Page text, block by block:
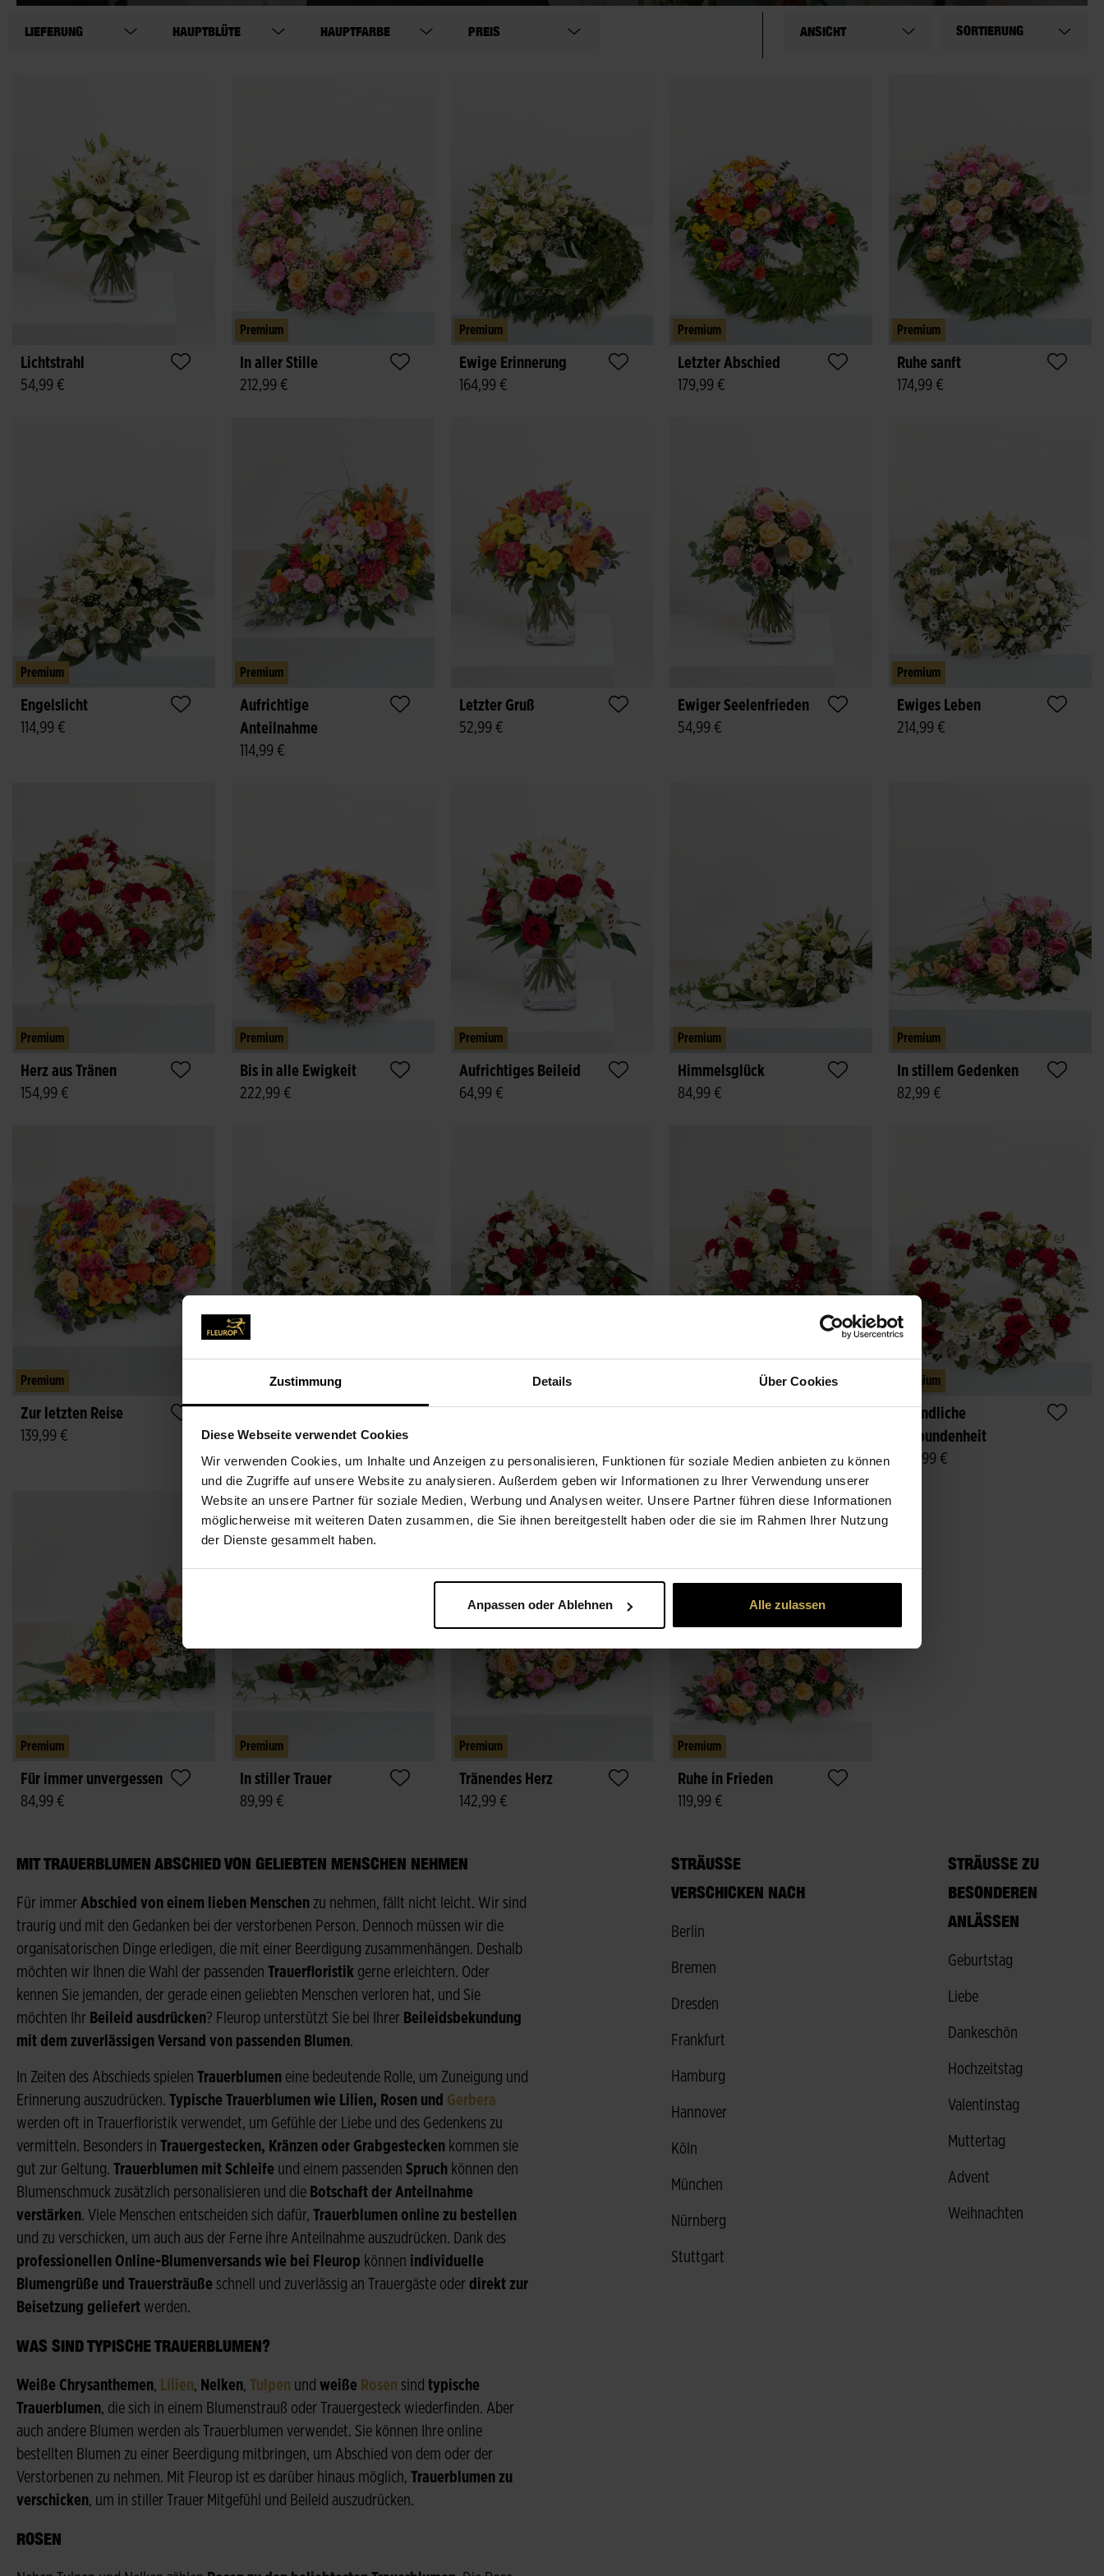
Zustimmung Details Über Cookies
Diese Webseite verwendet Cookies
Wir verwenden Cookies, um Inhalte und Anzeigen zu personalisieren, Funktionen für soziale Medien anbieten zu können
und die Zugriffe auf unsere Website zu analysieren. Außerdem geben wir Informationen zu Ihrer Verwendung unserer
Website an unsere Partner für soziale Medien, Werbung und Analysen weiter. Unsere Partner führen diese Informationen
möglicherweise mit weiteren Daten zusammen, die Sie ihnen bereitgestellt haben oder die sie im Rahmen Ihrer Nutzung
der Dienste gesammelt haben.
Anpassen oder Ablehnen Alle zulassen
ANSICHT
LIEFERUNG HAUPTBLÜTE HAUPTFARBE PREIS SORTIERUNG
Lichtstrahl
54,99 €
Premium
In aller Stille
212,99 €
Premium
Ewige Erinnerung
164,99 €
Premium
Letzter Abschied
179,99 €
Premium
Ruhe sanft
174,99 €
Premium
Engelslicht
114,99 €
Premium
Aufrichtige
Anteilnahme
114,99 €
Letzter Gruß
52,99 €
Ewiger Seelenfrieden
54,99 €
Premium
Ewiges Leben
214,99 €
Premium
Herz aus Tränen
154,99 €
Premium
Bis in alle Ewigkeit
222,99 €
Premium
Aufrichtiges Beileid
64,99 €
Premium
Himmelsglück
84,99 €
Premium
In stillem Gedenken
82,99 €
Premium
Zur letzten Reise
139,99 €
Premium
142,99 €
Premium
Unendliche
Verbundenheit
239,99 €
Premium
Für immer unvergessen
84,99 €
Premium
In stiller Trauer
89,99 €
Premium
Tränendes Herz
142,99 €
Premium
Ruhe in Frieden
119,99 €
MIT TRAUERBLUMEN ABSCHIED VON GELIEBTEN MENSCHEN NEHMEN
Für immer Abschied von einem lieben Menschen zu nehmen, fällt nicht leicht. Wir sind
traurig und mit den Gedanken bei der verstorbenen Person. Dennoch müssen wir die
organisatorischen Dinge erledigen, die mit einer Beerdigung zusammenhängen. Deshalb
möchten wir Ihnen die Wahl der passenden Trauerfloristik gerne erleichtern. Oder
kennen Sie jemanden, der gerade einen geliebten Menschen verloren hat, und Sie
möchten Ihr Beileid ausdrücken? Fleurop unterstützt Sie bei Ihrer Beileidsbekundung
mit dem zuverlässigen Versand von passenden Blumen.
In Zeiten des Abschieds spielen Trauerblumen eine bedeutende Rolle, um Zuneigung und
Erinnerung auszudrücken. Typische Trauerblumen wie Lilien, Rosen und Gerbera
werden oft in Trauerfloristik verwendet, um Gefühle der Liebe und des Gedenkens zu
vermitteln. Besonders in Trauergestecken, Kränzen oder Grabgestecken kommen sie
gut zur Geltung. Trauerblumen mit Schleife und einem passenden Spruch können den
Blumenschmuck zusätzlich personalisieren und die Botschaft der Anteilnahme
verstärken. Viele Menschen entscheiden sich dafür, Trauerblumen online zu bestellen
und zu verschicken, um auch aus der Ferne ihre Anteilnahme auszudrücken. Dank des
professionellen Online-Blumenversands wie bei Fleurop können individuelle
Blumengrüße und Trauersträuße schnell und zuverlässig an Trauergäste oder direkt zur
Beisetzung geliefert werden.
WAS SIND TYPISCHE TRAUERBLUMEN?
Weiße Chrysanthemen, Lilien, Nelken, Tulpen und weiße Rosen sind typische
Trauerblumen, die sich in einem Blumenstrauß oder Trauergesteck wiederfinden. Aber
auch andere Blumen werden als Trauerblumen verwendet. Sie können Ihre online
bestellten Blumen zu einer Beerdigung mitbringen, um Abschied von dem oder der
Verstorbenen zu nehmen. Mit Fleurop ist es darüber hinaus möglich, Trauerblumen zu
verschicken, um in stiller Trauer Mitgefühl und Beileid auszudrücken.
ROSEN
STRÄUSSE V
ERSCHICKEN NACH
Berlin
Bremen
Dresden
Frankfurt
Hamburg
Hannover
Köln
München
Nürnberg
Stuttgart
STRÄUSSE ZU B
ESONDEREN A
NLÄSSEN
Geburtstag
Liebe
Dankeschön
Hochzeitstag
Valentinstag
Muttertag
Advent
Weihnachten